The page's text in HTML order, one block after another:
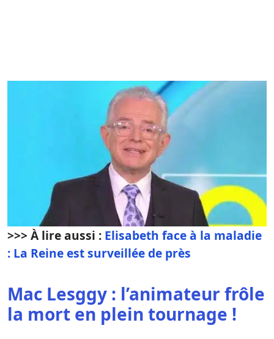
>>> À lire aussi : Elisabeth face à la maladie
: La Reine est surveillée de près
Mac Lesggy : l’animateur frôle
la mort en plein tournage !